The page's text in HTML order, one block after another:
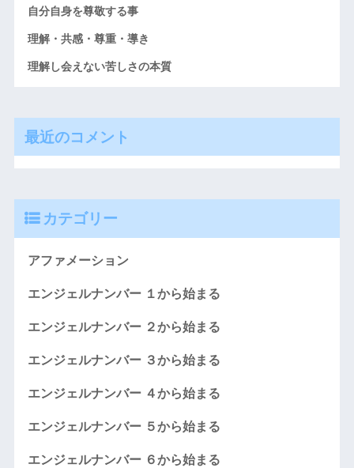
自分自身を尊敬する事
理解・共感・尊重・導き
理解し会えない苦しさの本質
最近のコメント
カテゴリー
アファメーション
エンジェルナンバー １から始まる
エンジェルナンバー ２から始まる
エンジェルナンバー ３から始まる
エンジェルナンバー ４から始まる
エンジェルナンバー ５から始まる
エンジェルナンバー ６から始まる